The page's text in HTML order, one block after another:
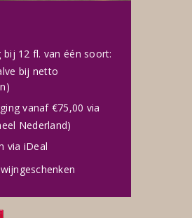
12 fl. van één soort:
bij netto
vanaf €75,00 via
Nederland)
via iDeal